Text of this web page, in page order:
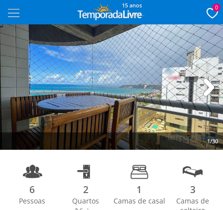
15 anos 0
1/30
Next
6
Pessoas
2
Quartos
1
Camas de casal
3
Camas de